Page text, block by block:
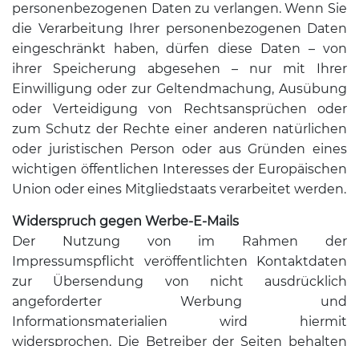
personenbezogenen Daten zu verlangen. Wenn Sie
die Verarbeitung Ihrer personenbezogenen Daten
eingeschränkt haben, dürfen diese Daten – von
ihrer Speicherung abgesehen – nur mit Ihrer
Einwilligung oder zur Geltendmachung, Ausübung
oder Verteidigung von Rechtsansprüchen oder
zum Schutz der Rechte einer anderen natürlichen
oder juristischen Person oder aus Gründen eines
wichtigen öffentlichen Interesses der Europäischen
Union oder eines Mitgliedstaats verarbeitet werden.
Widerspruch gegen Werbe-E-Mails
Der Nutzung von im Rahmen der
Impressumspflicht veröffentlichten Kontaktdaten
zur Übersendung von nicht ausdrücklich
angeforderter Werbung und
Informationsmaterialien wird hiermit
widersprochen. Die Betreiber der Seiten behalten